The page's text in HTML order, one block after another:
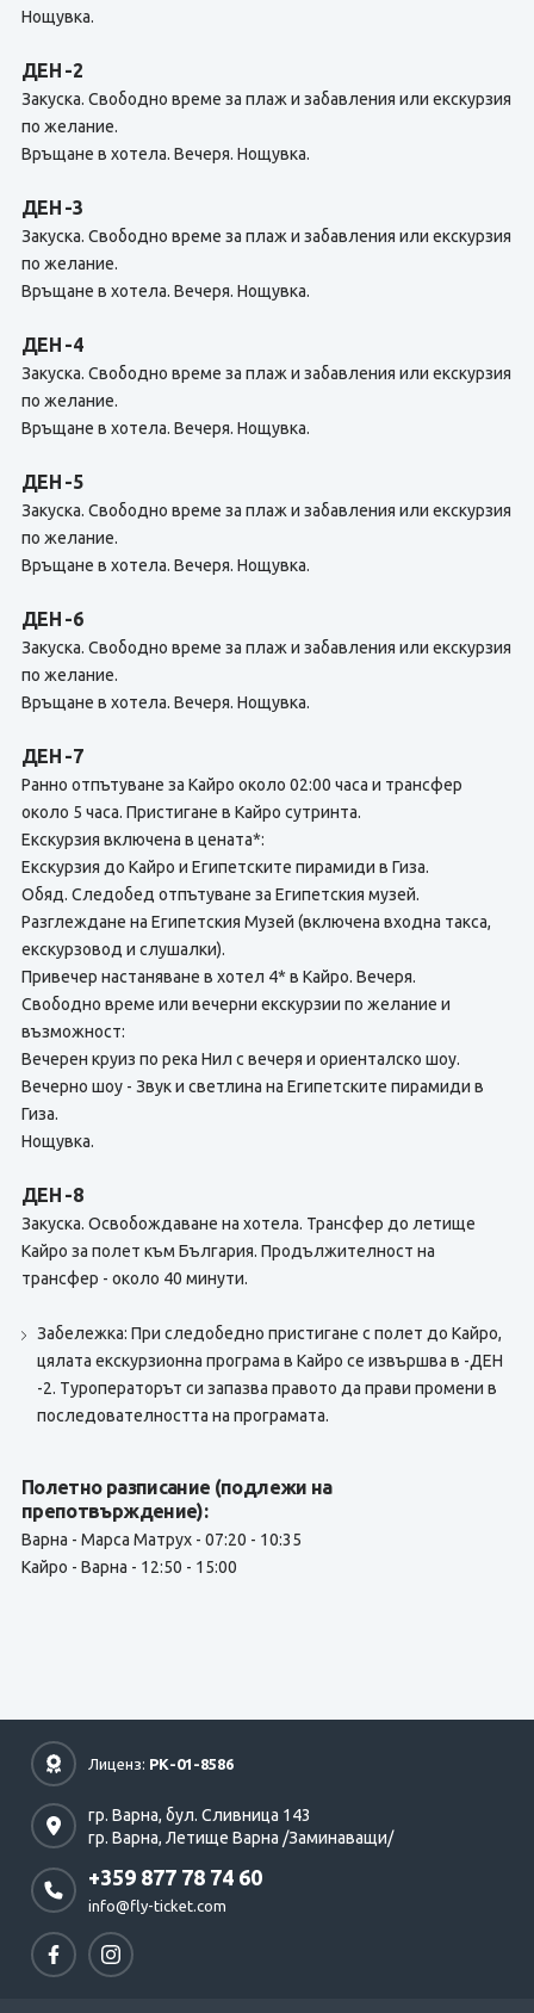
Нощувка.
ДЕН -2
Закуска. Свободно време за плаж и забавления или екскурзия
по желание.
Връщане в хотела. Вечеря. Нощувка.
ДЕН -3
Закуска. Свободно време за плаж и забавления или екскурзия
по желание.
Връщане в хотела. Вечеря. Нощувка.
ДЕН -4
Закуска. Свободно време за плаж и забавления или екскурзия
по желание.
Връщане в хотела. Вечеря. Нощувка.
ДЕН -5
Закуска. Свободно време за плаж и забавления или екскурзия
по желание.
Връщане в хотела. Вечеря. Нощувка.
ДЕН -6
Закуска. Свободно време за плаж и забавления или екскурзия
по желание.
Връщане в хотела. Вечеря. Нощувка.
ДЕН -7
Ранно отпътуване за Кайро около 02:00 часа и трансфер
около 5 часа. Пристигане в Кайро сутринта.
Екскурзия включена в цената*:
Екскурзия до Кайро и Египетските пирамиди в Гиза.
Обяд. Следобед отпътуване за Египетския музей.
Разглеждане на Египетския Музей (включена входна такса,
екскурзовод и слушалки).
Привечер настаняване в хотел 4* в Кайро. Вечеря.
Свободно време или вечерни екскурзии по желание и
възможност:
Вечерен круиз по река Нил с вечеря и ориенталско шоу.
Вечерно шоу - Звук и светлина на Египетските пирамиди в
Гиза.
Нощувка.
ДЕН -8
Закуска. Освобождаване на хотела. Трансфер до летище
Кайро за полет към България. Продължителност на
трансфер - около 40 минути.
Забележка: При следобедно пристигане с полет до Кайро,
цялата екскурзионна програма в Кайро се извършва в -ДЕН
-2. Туроператорът си запазва правото да прави промени в
последователността на програмата.
Полетно разписание (подлежи на
препотвърждение):
Варна - Марса Матрух - 07:20 - 10:35
Кайро - Варна - 12:50 - 15:00
Лиценз: РК-01-8586
гр. Варна, бул. Сливница 143
гр. Варна, Летище Варна /Заминаващи/
+359 877 78 74 60
info@fly-ticket.com